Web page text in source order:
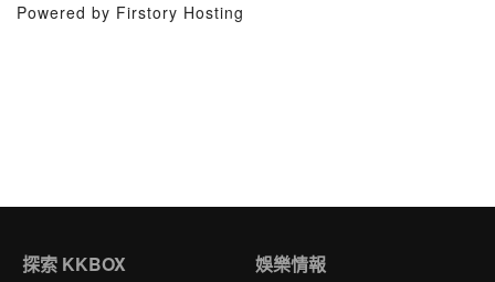
Powered by Firstory Hosting
探索 KKBOX 娛樂情報